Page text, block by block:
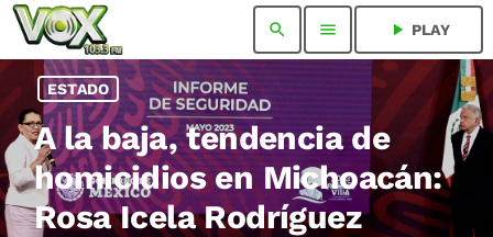
search menu play_arrow PLAY
ESTADO
A la baja, tendencia de
homicidios en Michoacán:
Rosa Icela Rodríguez